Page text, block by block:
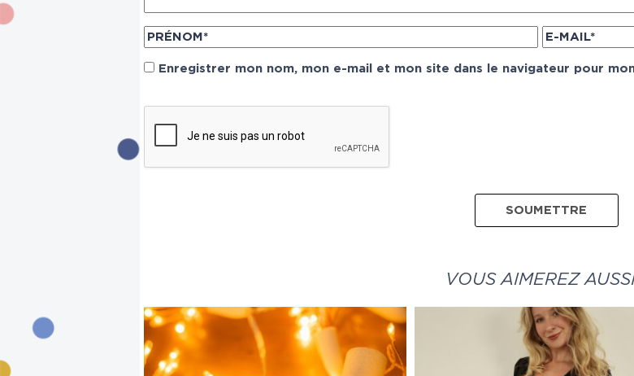
Enregistrer mon nom, mon e-mail et mon site dans le navigateur pour
VOUS AIMEREZ